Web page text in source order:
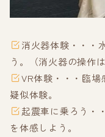
消火器体験・・・
う。（消火器の操作
VR体験・・・臨場
疑似体験。
起震車に乗ろう・
を体感しよう。